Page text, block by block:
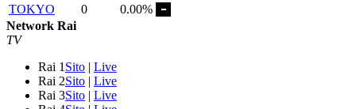
TOKYO
0
0.00%
Network Rai
TV
Rai 1 Sito | Live
Rai 2Sito | Live
Rai 3Sito | Live